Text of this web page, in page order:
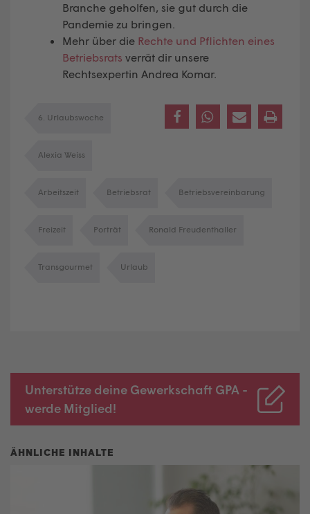
Branche geholfen, sie gut durch die
Pandemie zu bringen.
Mehr über die Rechte und Pflichten eines
Betriebsrats verrät dir unsere
Rechtsexpertin Andrea Komar.
6. Urlaubswoche
Alexia Weiss
Arbeitszeit Betriebsrat Betriebsvereinbarung
Freizeit Porträt Ronald Freudenthaller
Transgourmet Urlaub
Unterstütze deine Gewerkschaft GPA -
werde Mitglied!